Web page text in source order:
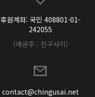
후원계좌: 국민 408801-01-
242055
(예금주 : 친구사이)
contact@chingusai.net